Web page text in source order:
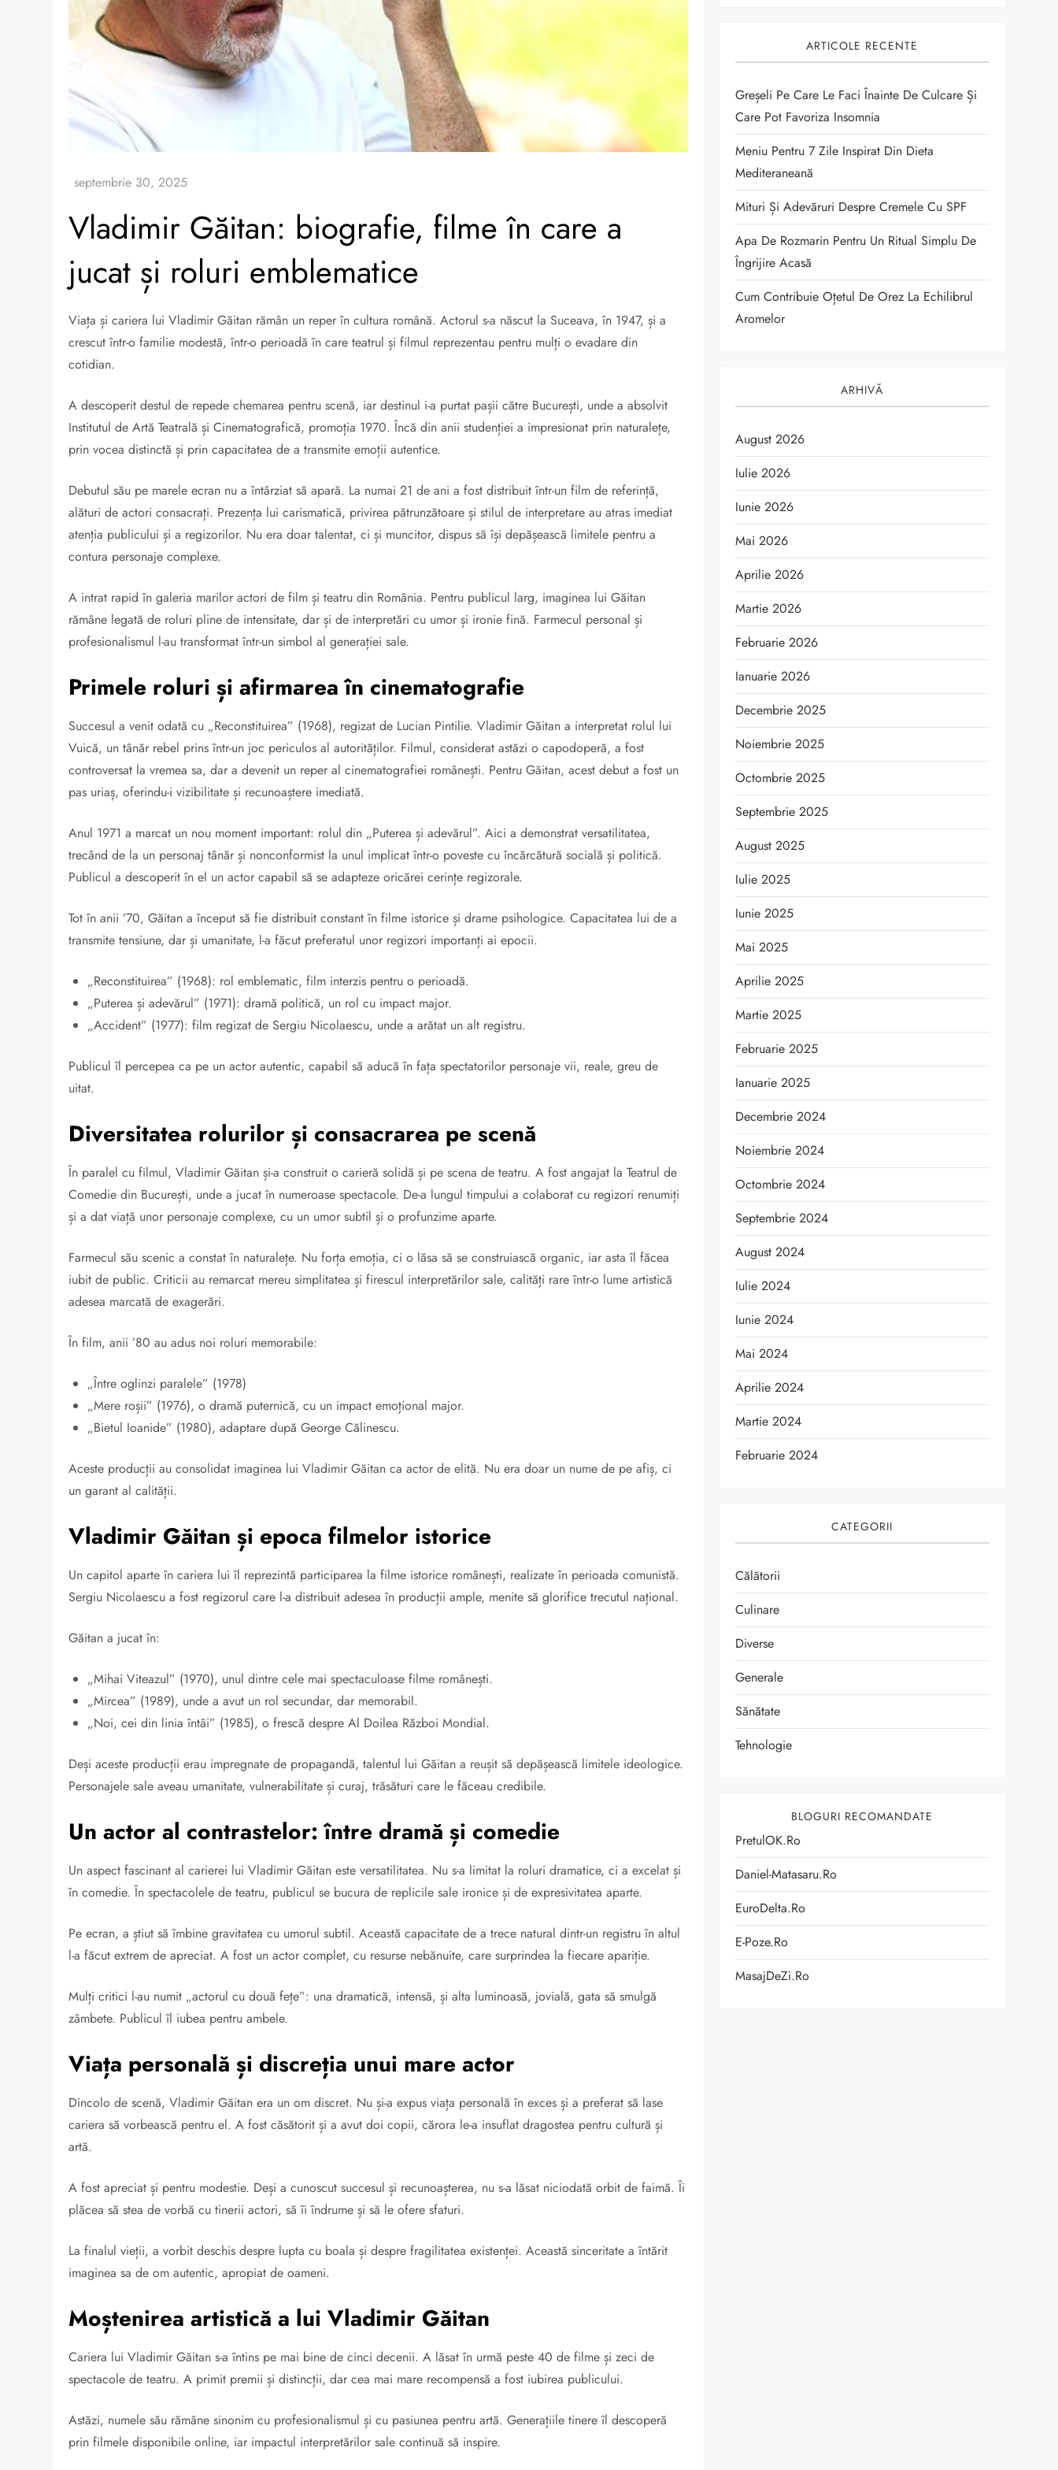
Vladimir Găitan: biografie, filme în care a
jucat și roluri emblematice
Viața și cariera lui Vladimir Găitan rămân un reper în cultura română. Actorul s-a născut la Suceava, în 1947, și a
crescut într-o familie modestă, într-o perioadă în care teatrul și filmul reprezentau pentru mulți o evadare din
cotidian.
A descoperit destul de repede chemarea pentru scenă, iar destinul i-a purtat pașii către București, unde a absolvit
Institutul de Artă Teatrală și Cinematografică, promoția 1970. Încă din anii studenției a impresionat prin naturalețe,
prin vocea distinctă și prin capacitatea de a transmite emoții autentice.
Debutul său pe marele ecran nu a întârziat să apară. La numai 21 de ani a fost distribuit într-un film de referință,
alături de actori consacrați. Prezența lui carismatică, privirea pătrunzătoare și stilul de interpretare au atras imediat
atenția publicului și a regizorilor. Nu era doar talentat, ci și muncitor, dispus să își depășească limitele pentru a
contura personaje complexe.
A intrat rapid în galeria marilor actori de film și teatru din România. Pentru publicul larg, imaginea lui Găitan
rămâne legată de roluri pline de intensitate, dar și de interpretări cu umor și ironie fină. Farmecul personal și
profesionalismul l-au transformat într-un simbol al generației sale.
Primele roluri și afirmarea în cinematografie
Succesul a venit odată cu „Reconstituirea” (1968), regizat de Lucian Pintilie. Vladimir Găitan a interpretat rolul lui
Vuică, un tânăr rebel prins într-un joc periculos al autorităților. Filmul, considerat astăzi o capodoperă, a fost
controversat la vremea sa, dar a devenit un reper al cinematografiei românești. Pentru Găitan, acest debut a fost un
pas uriaș, oferindu-i vizibilitate și recunoaștere imediată.
Anul 1971 a marcat un nou moment important: rolul din „Puterea și adevărul”. Aici a demonstrat versatilitatea,
trecând de la un personaj tânăr și nonconformist la unul implicat într-o poveste cu încărcătură socială și politică.
Publicul a descoperit în el un actor capabil să se adapteze oricărei cerințe regizorale.
Tot în anii ’70, Găitan a început să fie distribuit constant în filme istorice și drame psihologice. Capacitatea lui de a
transmite tensiune, dar și umanitate, l-a făcut preferatul unor regizori importanți ai epocii.
„Reconstituirea” (1968): rol emblematic, film interzis pentru o perioadă.
„Puterea și adevărul” (1971): dramă politică, un rol cu impact major.
„Accident” (1977): film regizat de Sergiu Nicolaescu, unde a arătat un alt registru.
Publicul îl percepea ca pe un actor autentic, capabil să aducă în fața spectatorilor personaje vii, reale, greu de
uitat.
Diversitatea rolurilor și consacrarea pe scenă
În paralel cu filmul, Vladimir Găitan și-a construit o carieră solidă și pe scena de teatru. A fost angajat la Teatrul de
Comedie din București, unde a jucat în numeroase spectacole. De-a lungul timpului a colaborat cu regizori renumiți
și a dat viață unor personaje complexe, cu un umor subtil și o profunzime aparte.
Farmecul său scenic a constat în naturalețe. Nu forța emoția, ci o lăsa să se construiască organic, iar asta îl făcea
iubit de public. Criticii au remarcat mereu simplitatea și firescul interpretărilor sale, calități rare într-o lume artistică
adesea marcată de exagerări.
În film, anii ’80 au adus noi roluri memorabile:
„Între oglinzi paralele” (1978)
„Mere roșii” (1976), o dramă puternică, cu un impact emoțional major.
„Bietul Ioanide” (1980), adaptare după George Călinescu.
Aceste producții au consolidat imaginea lui Vladimir Găitan ca actor de elită. Nu era doar un nume de pe afiș, ci
un garant al calității.
Vladimir Găitan și epoca filmelor istorice
Un capitol aparte în cariera lui îl reprezintă participarea la filme istorice românești, realizate în perioada comunistă.
Sergiu Nicolaescu a fost regizorul care l-a distribuit adesea în producții ample, menite să glorifice trecutul național.
Găitan a jucat în:
„Mihai Viteazul” (1970), unul dintre cele mai spectaculoase filme românești.
„Mircea” (1989), unde a avut un rol secundar, dar memorabil.
„Noi, cei din linia întâi” (1985), o frescă despre Al Doilea Război Mondial.
Deși aceste producții erau impregnate de propagandă, talentul lui Găitan a reușit să depășească limitele ideologice.
Personajele sale aveau umanitate, vulnerabilitate și curaj, trăsături care le făceau credibile.
Un actor al contrastelor: între dramă și comedie
Un aspect fascinant al carierei lui Vladimir Găitan este versatilitatea. Nu s-a limitat la roluri dramatice, ci a excelat și
în comedie. În spectacolele de teatru, publicul se bucura de replicile sale ironice și de expresivitatea aparte.
Pe ecran, a știut să îmbine gravitatea cu umorul subtil. Această capacitate de a trece natural dintr-un registru în altul
l-a făcut extrem de apreciat. A fost un actor complet, cu resurse nebănuite, care surprindea la fiecare apariție.
Mulți critici l-au numit „actorul cu două fețe”: una dramatică, intensă, și alta luminoasă, jovială, gata să smulgă
zâmbete. Publicul îl iubea pentru ambele.
Viața personală și discreția unui mare actor
Dincolo de scenă, Vladimir Găitan era un om discret. Nu și-a expus viața personală în exces și a preferat să lase
cariera să vorbească pentru el. A fost căsătorit și a avut doi copii, cărora le-a insuflat dragostea pentru cultură și
artă.
A fost apreciat și pentru modestie. Deși a cunoscut succesul și recunoașterea, nu s-a lăsat niciodată orbit de faimă. Îi
plăcea să stea de vorbă cu tinerii actori, să îi îndrume și să le ofere sfaturi.
La finalul vieții, a vorbit deschis despre lupta cu boala și despre fragilitatea existenței. Această sinceritate a întărit
imaginea sa de om autentic, apropiat de oameni.
Moștenirea artistică a lui Vladimir Găitan
Cariera lui Vladimir Găitan s-a întins pe mai bine de cinci decenii. A lăsat în urmă peste 40 de filme și zeci de
spectacole de teatru. A primit premii și distincții, dar cea mai mare recompensă a fost iubirea publicului.
Astăzi, numele său rămâne sinonim cu profesionalismul și cu pasiunea pentru artă. Generațiile tinere îl descoperă
prin filmele disponibile online, iar impactul interpretărilor sale continuă să inspire.
ARTICOLE RECENTE
Greșeli Pe Care Le Faci Înainte De Culcare Și
Care Pot Favoriza Insomnia
Meniu Pentru 7 Zile Inspirat Din Dieta
Mediteraneană
Mituri Și Adevăruri Despre Cremele Cu SPF
Apa De Rozmarin Pentru Un Ritual Simplu De
Îngrijire Acasă
Cum Contribuie Oțetul De Orez La Echilibrul
Aromelor
ARHIVĂ
August 2026
Iulie 2026
Iunie 2026
Mai 2026
Aprilie 2026
Martie 2026
Februarie 2026
Ianuarie 2026
Decembrie 2025
Noiembrie 2025
Octombrie 2025
Septembrie 2025
August 2025
Iulie 2025
Iunie 2025
Mai 2025
Aprilie 2025
Martie 2025
Februarie 2025
Ianuarie 2025
Decembrie 2024
Noiembrie 2024
Octombrie 2024
Septembrie 2024
August 2024
Iulie 2024
Iunie 2024
Mai 2024
Aprilie 2024
Martie 2024
Februarie 2024
CATEGORII
Călătorii
Culinare
Diverse
Generale
Sănătate
Tehnologie
BLOGURI RECOMANDATE
PretulOK.ro
Daniel-Matasaru.ro
EuroDelta.ro
E-Poze.ro
MasajDeZi.ro